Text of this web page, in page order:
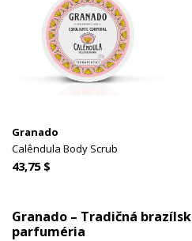
Granado
Calêndula Body Scrub
43,75 $
Granado – Tradičná
parfuméria